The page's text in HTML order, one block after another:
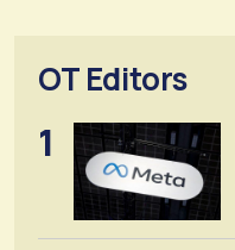
OT Editors
1